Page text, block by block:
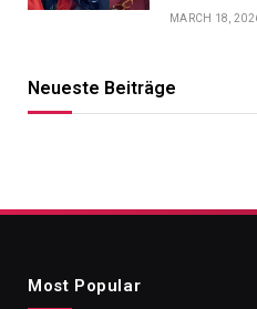
MARCH 18,
Neueste Beiträge
Most Popular